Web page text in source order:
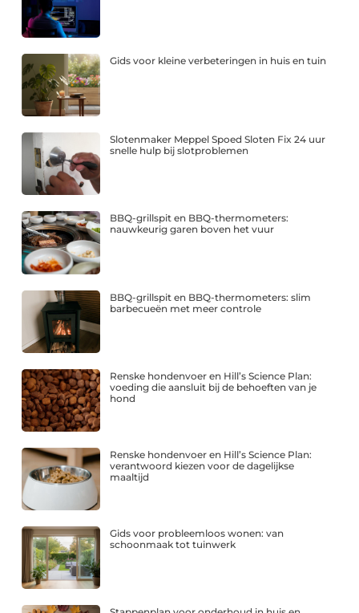
Gids voor kleine verbeteringen in huis en tuin
Slotenmaker Meppel Spoed Sloten Fix 24 uur
snelle hulp bij slotproblemen
BBQ-grillspit en BBQ-thermometers:
nauwkeurig garen boven het vuur
BBQ-grillspit en BBQ-thermometers: slim
barbecueën met meer controle
Renske hondenvoer en Hill’s Science Plan:
voeding die aansluit bij de behoeften van je
hond
Renske hondenvoer en Hill’s Science Plan:
verantwoord kiezen voor de dagelijkse
maaltijd
Gids voor probleemloos wonen: van
schoonmaak tot tuinwerk